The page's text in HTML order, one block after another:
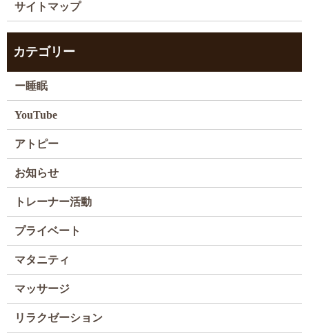
サイトマップ
カテゴリー
ー睡眠
YouTube
アトピー
お知らせ
トレーナー活動
プライベート
マタニティ
マッサージ
リラクゼーション